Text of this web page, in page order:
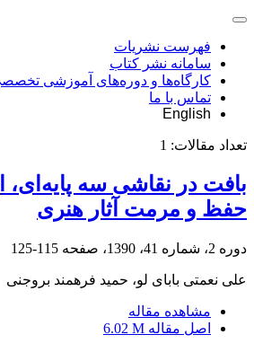
فهرست نشریات
سامانه نشر کتاب
کارگاه‌ها و دوره‌های آموزشی
تماس با ما
English
تعداد مقالات: 1
بافت در نقاشی سه
حفظ و مرمت آثار هنری
دوره 2، شماره 41، 1390، صفحه 115-125
علی نعمتی بابای لو، حمید فرهمند بروجنی
مشاهده مقاله
اصل مقاله 6.02 M